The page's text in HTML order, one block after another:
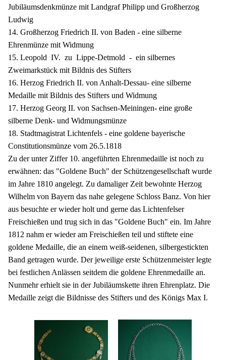
Jubiläumsdenkmünze mit Landgraf Philipp und Großherzog
Ludwig
14. Großherzog Friedrich II. von Baden - eine silberne
Ehrenmünze mit Widmung
15. Leopold IV. zu Lippe-Detmold - ein silbernes
Zweimarkstück mit Bildnis des Stifters
16. Herzog Friedrich II. von Anhalt-Dessau- eine silberne
Medaille mit Bildnis des Stifters und Widmung
17. Herzog Georg II. von Sachsen-Meiningen- eine große
silberne Denk- und Widmungsmünze
18. Stadtmagistrat Lichtenfels - eine goldene bayerische
Constitutionsmünze vom 26.5.1818
Zu der unter Ziffer 10. angeführten Ehrenmedaille ist noch zu
erwähnen: das "Goldene Buch" der Schützengesellschaft wurde
im Jahre 1810 angelegt. Zu damaliger Zeit bewohnte Herzog
Wilhelm von Bayern das nahe gelegene Schloss Banz. Von hier
aus besuchte er wieder holt und gerne das Lichtenfelser
Freischießen und trug sich in das "Goldene Buch" ein. Im Jahre
1812 nahm er wieder am Freischießen teil und stiftete eine
goldene Medaille, die an einem weiß-seidenen, silbergestickten
Band getragen wurde. Der jeweilige erste Schützenmeister legte
bei festlichen Anlässen seitdem die goldene Ehrenmedaille an.
Nunmehr erhielt sie in der Jubiläumskette ihren Ehrenplatz. Die
Medaille zeigt die Bildnisse des Stifters und des Königs Max I.